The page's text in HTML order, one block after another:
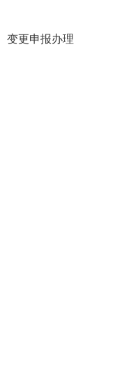
变更申报办理